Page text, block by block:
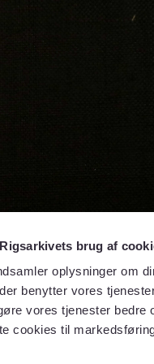
brug af
oplysninger om
benytter vores
vores tjenester bedre
cookies til